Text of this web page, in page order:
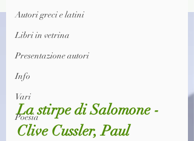
Autori greci e latini
Libri in vetrina
Presentazione autori
Info
Vari
Poesia
La stirpe di Salomone -
Clive Cussler, Paul